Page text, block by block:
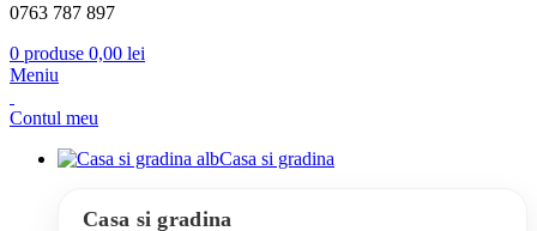
0763 787 897
0 produse 0,00 lei
Meniu
Contul meu
Casa si gradina
Casa si gradina